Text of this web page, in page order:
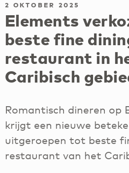
2 OKTOBER 2025
Elements
beste fine
restaurant in
Caribisch
Romantisch dineren op
krijgt een nieuwe
uitgeroepen tot beste
restaurant van het